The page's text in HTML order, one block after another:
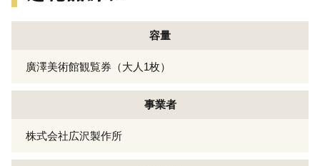
容量
廣澤美術館観覧券（大人1枚）
事業者
株式会社広沢製作所